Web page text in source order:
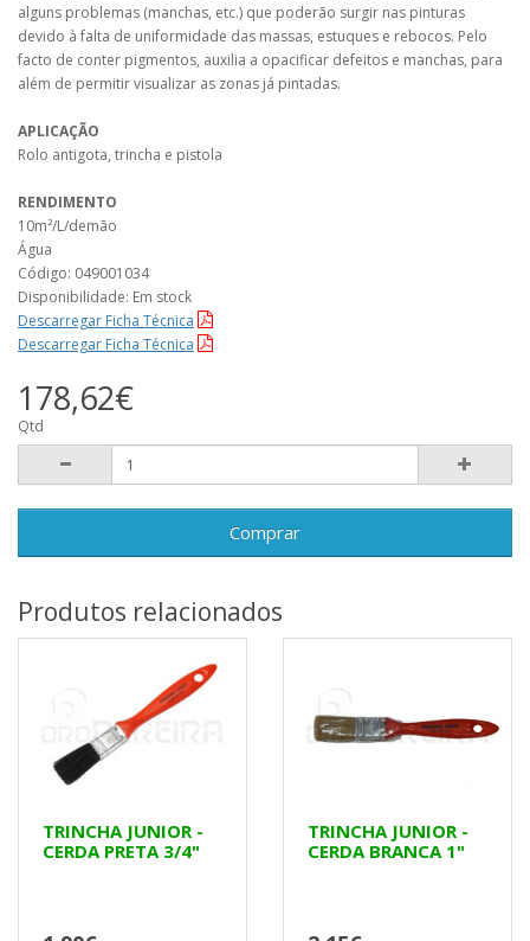
alguns problemas (manchas, etc.) que poderão surgir nas pinturas
devido à falta de uniformidade das massas, estuques e rebocos. Pelo
facto de conter pigmentos, auxilia a opacificar defeitos e manchas, para
além de permitir visualizar as zonas já pintadas.
APLICAÇÃO
Rolo antigota, trincha e pistola
RENDIMENTO
10m²/L/demão
Água
Código: 049001034
Disponibilidade: Em stock
Descarregar Ficha Técnica
Descarregar Ficha Técnica
178,62€
Qtd
Comprar
Produtos relacionados
TRINCHA JUNIOR -
CERDA PRETA 3/4"
TRINCHA JUNIOR -
CERDA BRANCA 1"